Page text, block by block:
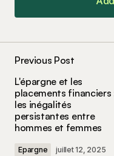
champs
Comment*
Previous Post
L'épargne et les
placements financiers
les inégalités
persistantes entre
hommes et femmes
Epargne juillet 12, 2025